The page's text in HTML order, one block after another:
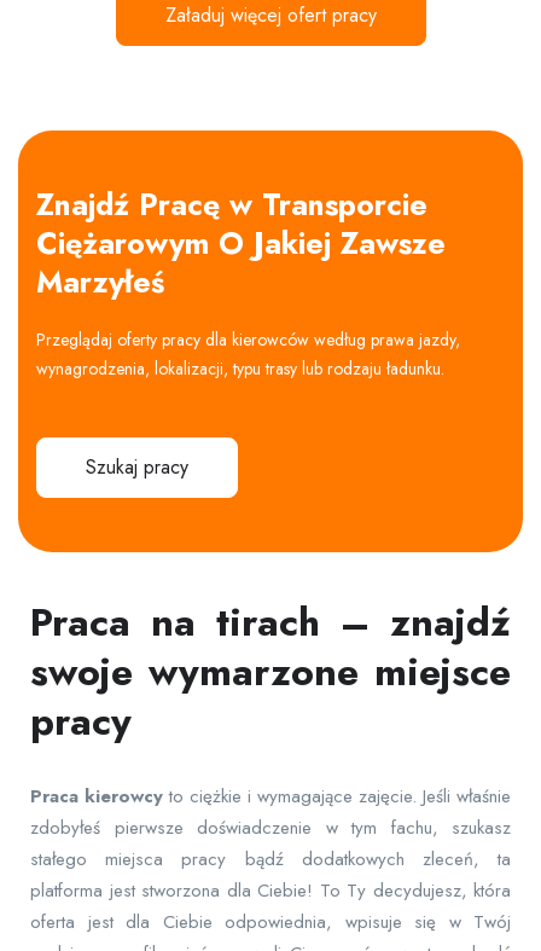
Załaduj więcej ofert pracy
Znajdź Pracę w Transporcie
Ciężarowym O Jakiej Zawsze
Marzyłeś
Przeglądaj oferty pracy dla kierowców według prawa jazdy,
wynagrodzenia, lokalizacji, typu trasy lub rodzaju ładunku.
Szukaj pracy
Praca na tirach – znajdź
swoje wymarzone miejsce
pracy
Praca kierowcyto ciężkie i wymagające zajęcie. Jeśli właśnie
zdobyłeś pierwsze doświadczenie w tym fachu, szukasz
stałego miejsca pracy bądź dodatkowych zleceń, ta
platforma jest stworzona dla Ciebie! To Ty decydujesz, która
oferta jest dla Ciebie odpowiednia, wpisuje się w Twój